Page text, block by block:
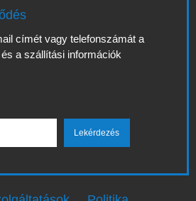
címét vagy telefonszámát a
a szállítási információk